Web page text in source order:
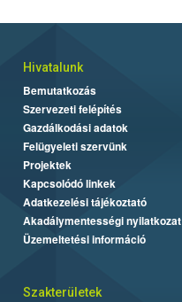
Hivatalunk
Bemutatkozás
Szervezeti felépítés
Gazdálkodási adatok
Felügyeleti szervünk
Projektek
Kapcsolódó linkek
Adatkezelési tájékoztató
Akadálymentességi nyilatkozat
Üzemeltetési információ
Szakterületek